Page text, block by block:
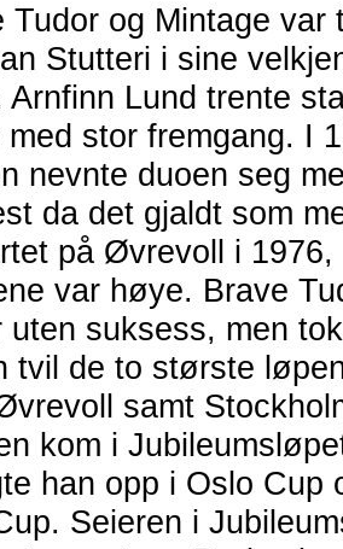
Tudor og Mintage var
Stutteri i sine
Arnfinn Lund trente
stor fremgang. I
nevnte duoen seg
da det gjaldt som
på Øvrevoll i 1976,
var høye. Brave
uten suksess, men
tvil de to største
samt
kom i
han opp i Oslo Cup
Seieren i